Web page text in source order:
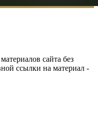
сайта без
ссылки на материал -